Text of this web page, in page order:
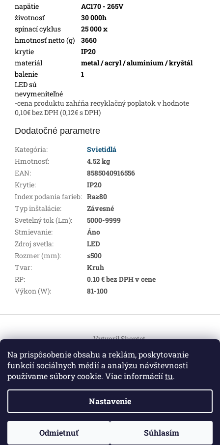
Na prispôsobenie obsahu a reklám, poskytovanie
funkcií sociálnych médií a analýzu návštevnosti
používame súbory cookie. Viac informáciítu.
Nastavenie
Odmietnuť Súhlasím
ZO ZDRAVOTNÝCH DÔVODOV BUDÚ VAŠE OBJEDNÁVKY
napätie
AC170 - 265V
životnosť
30 000h
spínací cyklus
25 000 x
hmotnosť netto (g)
3660
krytie
IP20
materiál
metal / acryl / aluminium / kryštál
balenie
1
LED sú
nevymeniteľné
-cena produktu zahŕňa recyklačný poplatok v hodnote
0,10€ bez DPH (0,12€ s DPH)
Dodatočné parametre
Kategória:
Svietidlá
Hmotnosť:
4.52 kg
EAN:
8585040916556
Krytie:
IP20
Index podania farieb: Ra≥80
Typ inštalácie:
Závesné
Svetelný tok (Lm):
5000-9999
Stmievanie:
Áno
Zdroj svetla:
LED
Rozmer (mm):
≤500
Tvar:
Kruh
RP:
0.10 € bez DPH v cene
Výkon (W): 81-100
p
Vytvoril Shoptet
Copyright 2026HEMI Elektro. Všetky práva vyhradené.
Upraviť nastavenie cookies
Informácie pre vás
|Certifikáty| Kontakt|Obchodné